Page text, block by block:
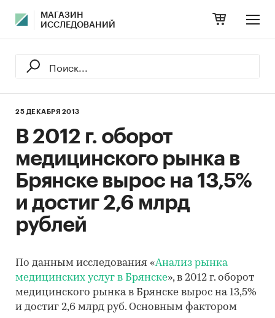
МАГАЗИН
ИССЛЕДОВАНИЙ
25 ДЕКАБРЯ 2013
В 2012 г. оборот
медицинского рынка в
Брянске вырос на 13,5%
и достиг 2,6 млрд
рублей
По данным исследования «Анализ рынка
медицинских услуг в Брянске», в 2012 г. оборот
медицинского рынка в Брянске вырос на 13,5%
и достиг 2,6 млрд руб. Основным фактором